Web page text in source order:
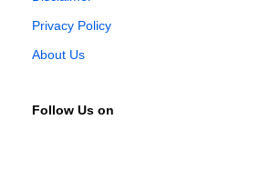
Privacy Policy
About Us
Follow Us on